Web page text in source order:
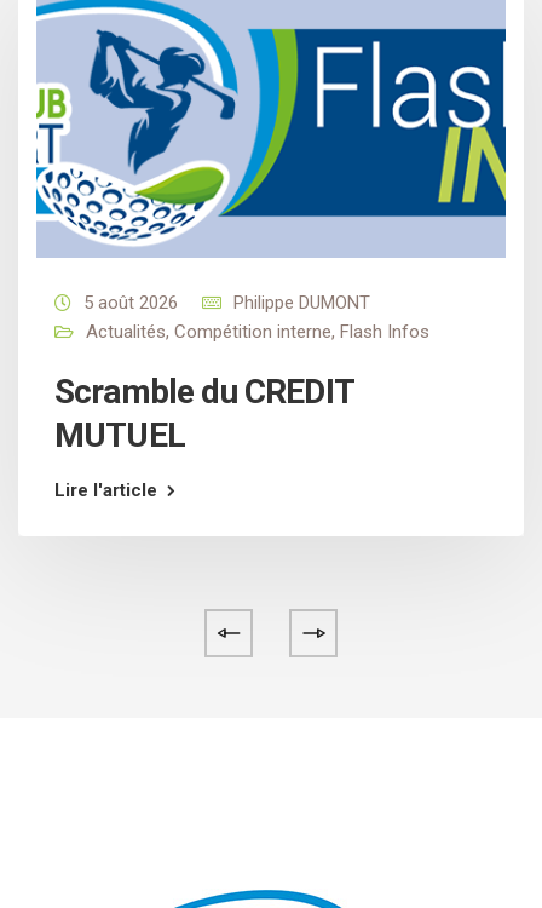
5 août 2026
Philippe DUMONT
Actualités, Compétition interne, Flash Infos
Scramble du CREDIT
MUTUEL
Lire l'article